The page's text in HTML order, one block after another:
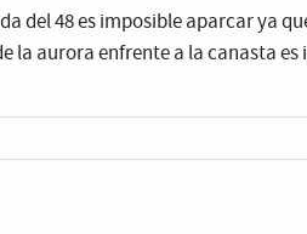
del 48 es imposible aparcar ya
la aurora enfrente a la canasta